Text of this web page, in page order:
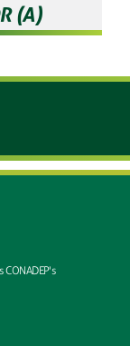
(A)
CONADEP's